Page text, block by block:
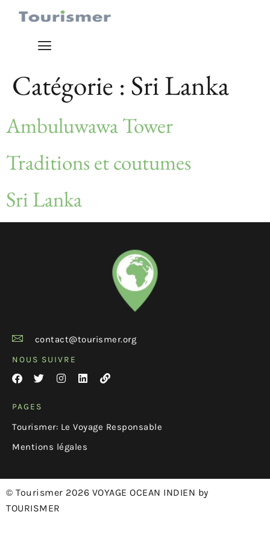
Catégorie : Sri Lanka
Ambuluwawa Tower
Traditions et coutumes
Sri Lanka
contact@tourismer.org
NOUS SUIVRE
PAGES
Tourismer: Le Voyage Responsable
Mentions légales
© Tourismer 2026 VOYAGE OCEAN INDIEN by
TOURISMER